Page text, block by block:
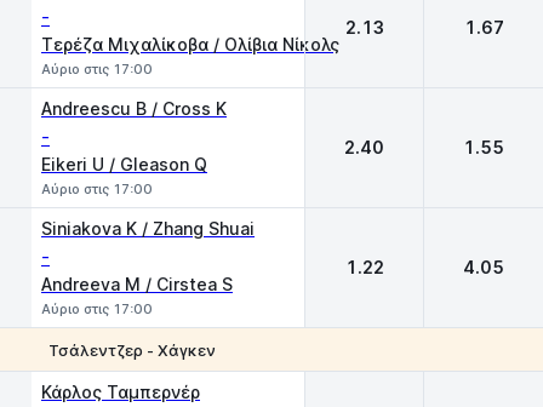
-
Τερέζα Μιχαλίκοβα / Ολίβια Νίκολς
Αύριο στις 17:00
2.13 1.67
Andreescu B / Cross K
-
Eikeri U / Gleason Q
Αύριο στις 17:00
2.40 1.55
Siniakova K / Zhang Shuai
-
Andreeva M / Cirstea S
Αύριο στις 17:00
1.22 4.05
Τσάλεντζερ - Χάγκεν
Κάρλος Ταμπερνέρ